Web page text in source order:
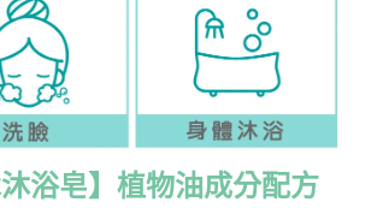
沐浴皂】植物油成分配方